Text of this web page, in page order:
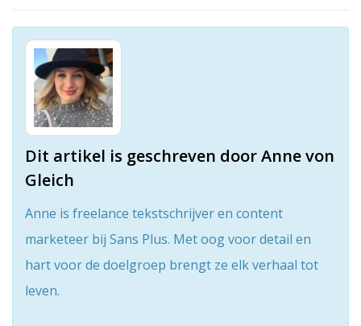
Dit artikel is geschreven door Anne von
Gleich
Anne is freelance tekstschrijver en content
marketeer bij Sans Plus. Met oog voor detail en
hart voor de doelgroep brengt ze elk verhaal tot
leven.